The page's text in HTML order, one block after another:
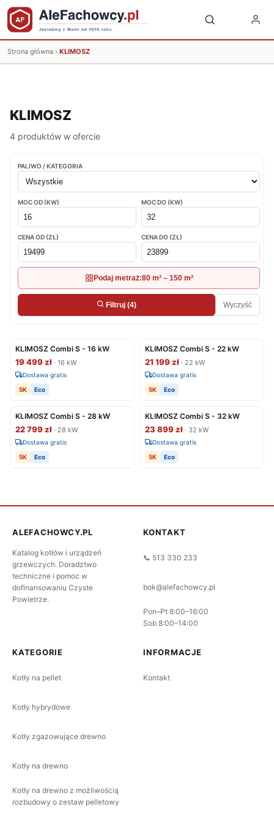
Strona główna › KLIMOSZ
KLIMOSZ
4 produktów w ofercie
PALIWO / KATEGORIA
MOC OD (KW) MOC DO (KW)
CENA OD (ZŁ) CENA DO (ZŁ)
Podaj metraż:80 m² – 150 m²
Filtruj (4) Wyczyść
KLIMOSZ Combi S - 16 kW
19 499 zł · 16 kW
Dostawa gratis
5K
Eco
KLIMOSZ Combi S - 22 kW
21 199 zł · 22 kW
Dostawa gratis
5K
Eco
KLIMOSZ Combi S - 28 kW
22 799 zł · 28 kW
Dostawa gratis
5K
Eco
KLIMOSZ Combi S - 32 kW
23 899 zł · 32 kW
Dostawa gratis
5K
Eco
ALEFACHOWCY.PL
Katalog kotłów i urządzeń
grzewczych. Doradztwo
techniczne i pomoc w
dofinansowaniu Czyste
Powietrze.
KONTAKT
📞 513 330 233
bok@alefachowcy.pl
Pon–Pt 8:00–16:00
Sob 8:00–14:00
KATEGORIE
Kotły na pellet
Kotły hybrydowe
Kotły zgazowujące drewno
Kotły na drewno
Kotły na drewno z możliwością
rozbudowy o zestaw pelletowy
INFORMACJE
Kontakt